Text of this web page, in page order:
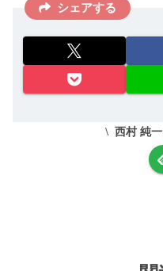
シェアする
西村 純